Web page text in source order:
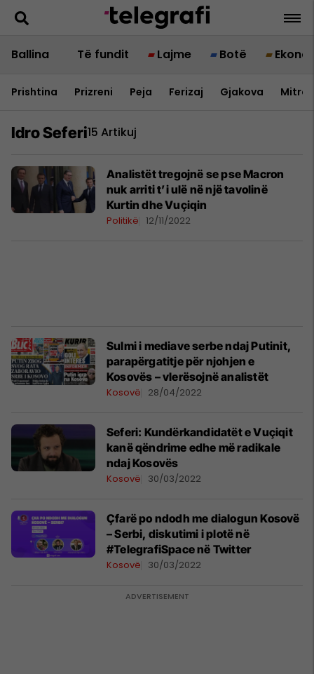
Ballina Të fundit Lajme Botë
Prishtina Prizreni Peja Ferizaj Gjakova
Idro Seferi15 Artikuj
Analistët tregojnë se pse Macron
nuk arriti t’i ulë në një tavolinë
Kurtin dhe Vuçiqin
Politikë 12/11/2022
Sulmi i mediave serbe ndaj Putinit,
parapërgatitje për njohjen e
Kosovës – vlerësojnë analistët
Kosovë 28/04/2022
Seferi: Kundërkandidatët e Vuçiqit
kanë qëndrime edhe më radikale
ndaj Kosovës
Kosovë 30/03/2022
Çfarë po ndodh me dialogun Kosovë
– Serbi, diskutimi i plotë në
#TelegrafiSpace në Twitter
Kosovë 30/03/2022